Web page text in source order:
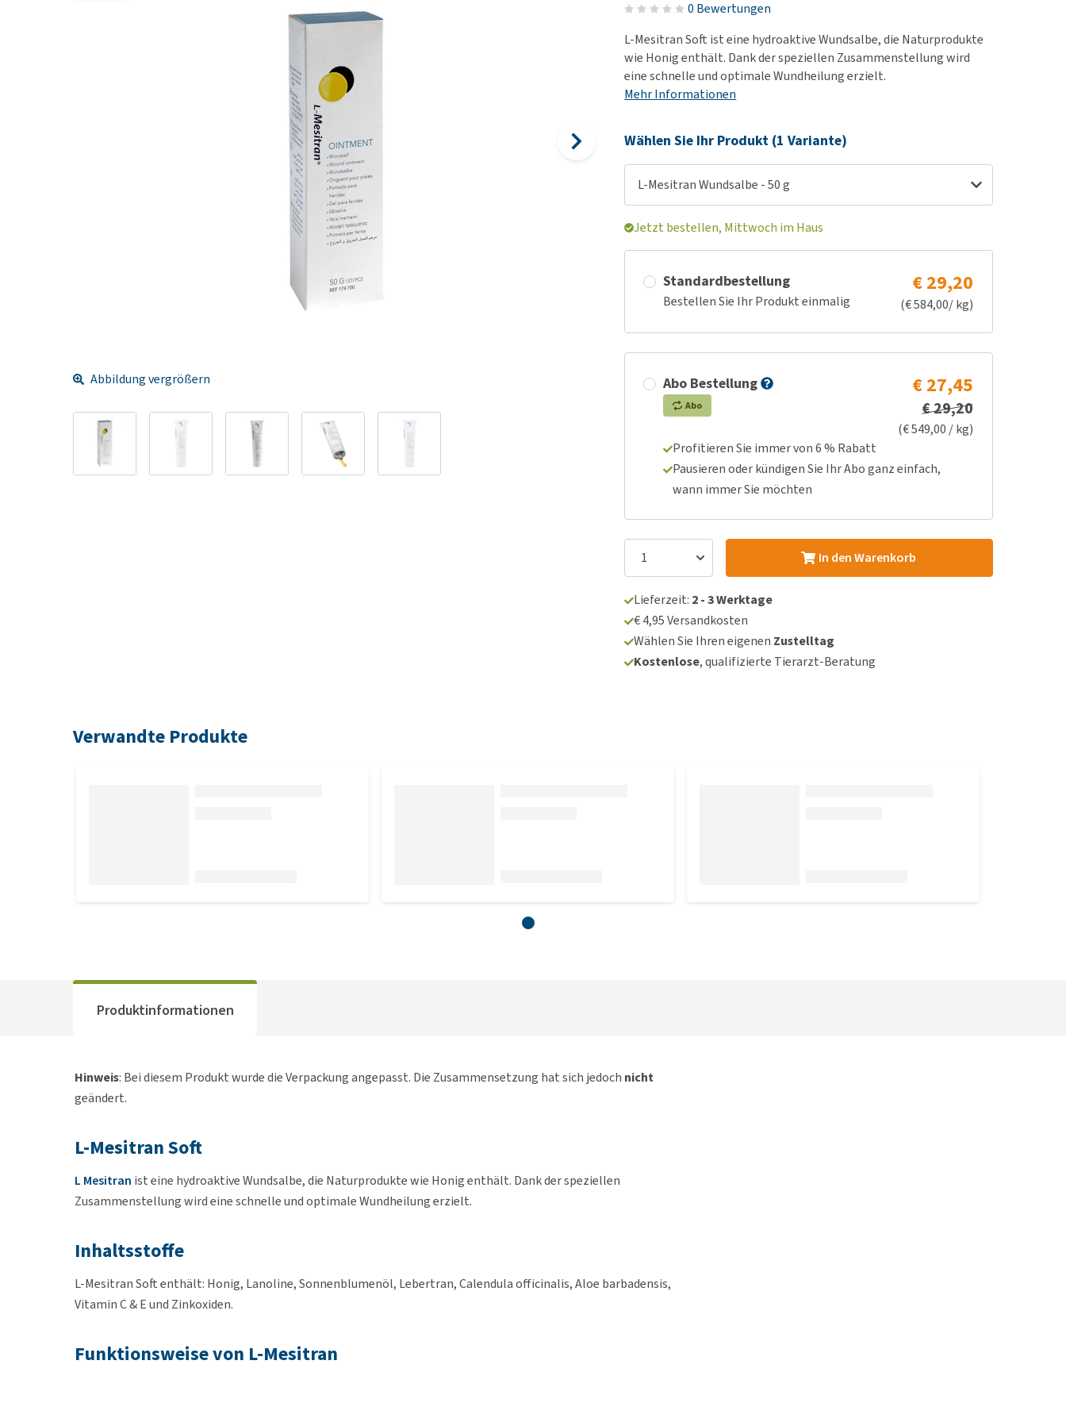
Alles ansehen
Alles ansehen
Harn-, Nieren- und
Haut-/Fellprobleme und
Juckreiz
Nierenproblemen
0 Bewertungen
L-Mesitran Soft ist eine hydroaktive Wundsalbe, die Naturprodukte
wie Honig enthält. Dank der speziellen Zusammenstellung wird
eine schnelle und optimale Wundheilung erzielt.
Mehr Informationen
Abbildung vergrößern
Wählen Sie Ihr Produkt (1 Variante)
L-Mesitran Wundsalbe - 50 g
Jetzt bestellen, Mittwoch im Haus
Standardbestellung
Bestellen Sie Ihr Produkt einmalig
€ 29,20
(€ 584,00/ kg)
Abo Bestellung
Abo
€ 27,45
€ 29,20
(€ 549,00 / kg)
Profitieren Sie immer von 6 % Rabatt
Pausieren oder kündigen Sie Ihr Abo ganz einfach,
wann immer Sie möchten
In den Warenkorb
Lieferzeit: 2 - 3 Werktage
€ 4,95 Versandkosten
Wählen Sie Ihren eigenen Zustelltag
Kostenlose, qualifizierte Tierarzt-Beratung
Verwandte Produkte
Produktinformationen
Hinweis: Bei diesem Produkt wurde die Verpackung angepasst. Die Zusammensetzung hat sich jedoch nicht
geändert.
L-Mesitran Soft
L Mesitran ist eine hydroaktive Wundsalbe, die Naturprodukte wie Honig enthält. Dank der speziellen
Zusammenstellung wird eine schnelle und optimale Wundheilung erzielt.
Inhaltsstoffe
L-Mesitran Soft enthält: Honig, Lanoline, Sonnenblumenöl, Lebertran, Calendula officinalis, Aloe barbadensis,
Vitamin C & E und Zinkoxiden.
Funktionsweise von L-Mesitran